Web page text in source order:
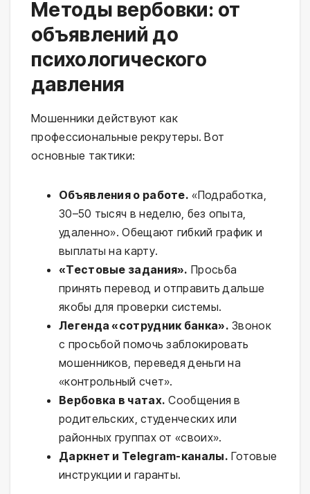
Методы вербовки: от
объявлений до
психологического
давления
Мошенники действуют как
профессиональные рекрутеры. Вот
основные тактики:
Объявления о работе. «Подработка,
30–50 тысяч в неделю, без опыта,
удаленно». Обещают гибкий график и
выплаты на карту.
«Тестовые задания». Просьба
принять перевод и отправить дальше
якобы для проверки системы.
Легенда «сотрудник банка». Звонок
с просьбой помочь заблокировать
мошенников, переведя деньги на
«контрольный счет».
Вербовка в чатах. Сообщения в
родительских, студенческих или
районных группах от «своих».
Даркнет и Telegram-каналы. Готовые
инструкции и гаранты.